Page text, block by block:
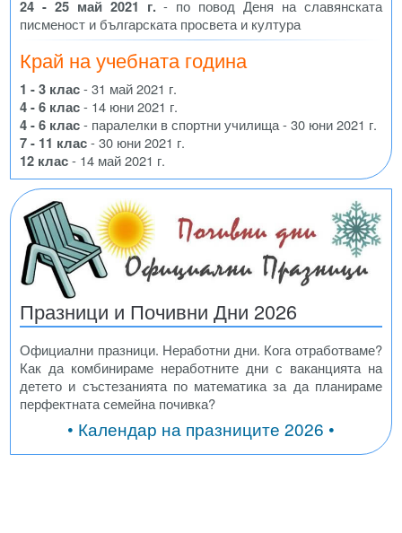
24 - 25 май 2021 г.- по повод Деня на славянската
писменост и българската просвета и култура
Край на учебната година
1 - 3 клас- 31 май 2021 г.
4 - 6 клас- 14 юни 2021 г.
4 - 6 клас- паралелки в спортни училища - 30 юни 2021 г.
7 - 11 клас- 30 юни 2021 г.
12 клас- 14 май 2021 г.
Празници и Почивни Дни 2026
Официални празници. Неработни дни. Кога отработваме?
Как да комбинираме неработните дни с ваканцията на
детето и състезанията по математика за да планираме
перфектната семейна почивка?
• Календар на празниците 2026 •